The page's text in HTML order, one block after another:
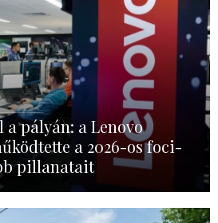
pályán: a Lenovo
a 2026-os foci-
pillanatait